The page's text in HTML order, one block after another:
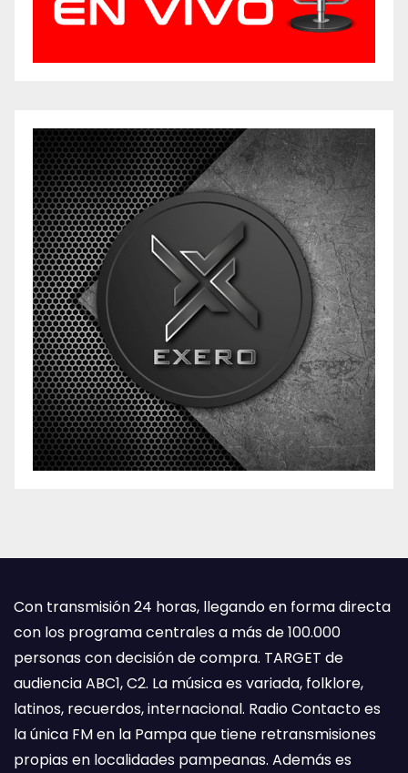
Con transmisión 24 horas, llegando en forma directa
con los programa centrales a más de 100.000
personas con decisión de compra. TARGET de
audiencia ABC1, C2. La música es variada, folklore,
latinos, recuerdos, internacional. Radio Contacto es
la única FM en la Pampa que tiene retransmisiones
propias en localidades pampeanas. Además es